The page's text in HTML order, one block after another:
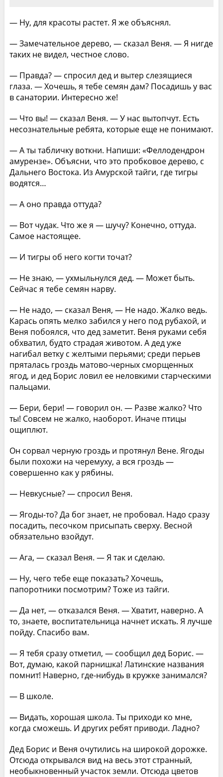
— Ну, для красоты растет. Я же объяснял.
— Замечательное дерево, — сказал Веня. — Я нигде
таких не видел, честное слово.
— Правда? — спросил дед и вытер слезящиеся
глаза. — Хочешь, я тебе семян дам? Посадишь у вас
в санатории. Интересно же!
— Что вы! — сказал Веня. — У нас вытопчут. Есть
несознательные ребята, которые еще не понимают.
— А ты табличку воткни. Напиши: «Феллодендрон
амурензе». Объясни, что это пробковое дерево, с
Дальнего Востока. Из Амурской тайги, где тигры
водятся…
— А оно правда оттуда?
— Вот чудак. Что же я — шучу? Конечно, оттуда.
Самое настоящее.
— И тигры об него когти точат?
— Не знаю, — ухмыльнулся дед. — Может быть.
Сейчас я тебе семян нарву.
— Не надо, — сказал Веня, — Не надо. Жалко ведь.
Карась опять мелко забился у него под рубахой, и
Веня побоялся, что дед заметит. Веня руками себя
обхватил, будто страдая животом. А дед уже
нагибал ветку с желтыми перьями; среди перьев
пряталась гроздь матово-черных сморщенных
ягод, и дед Борис ловил ее неловкими старческими
пальцами.
— Бери, бери! — говорил он. — Разве жалко? Что
ты! Совсем не жалко, наоборот. Иначе птицы
ощиплют.
Он сорвал черную гроздь и протянул Вене. Ягоды
были похожи на черемуху, а вся гроздь —
совершенно как у рябины.
— Невкусные? — спросил Веня.
— Ягоды-то? Да бог знает, не пробовал. Надо сразу
посадить, песочком присыпать сверху. Весной
обязательно взойдут.
— Ага, — сказал Веня. — Я так и сделаю.
— Ну, чего тебе еще показать? Хочешь,
папоротники посмотрим? Тоже из тайги.
— Да нет, — отказался Веня. — Хватит, наверно. А
то, знаете, воспитательница начнет искать. Я лучше
пойду. Спасибо вам.
— Я тебя сразу отметил, — сообщил дед Борис. —
Вот, думаю, какой парнишка! Латинские названия
помнит! Наверно, где-нибудь в кружке занимался?
— В школе.
— Видать, хорошая школа. Ты приходи ко мне,
когда сможешь. И других ребят приводи. Ладно?
Дед Борис и Веня очутились на широкой дорожке.
Отсюда открывался вид на весь этот странный,
необыкновенный участок земли. Отсюда цветов